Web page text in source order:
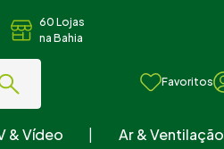
60 Lojas
na Bahia
Favoritos
& Vídeo Ar & Ventilação